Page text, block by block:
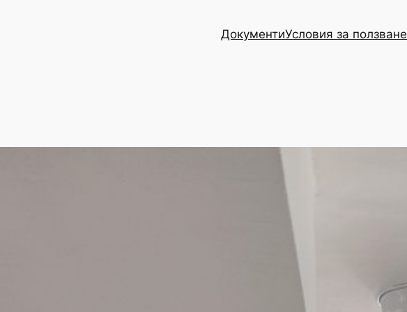
ДокументиУсловия за ползване